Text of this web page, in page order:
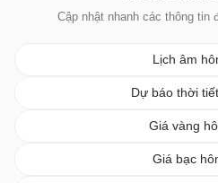
Cập nhật nhanh các thông tin
Lịch âm
Dự báo thời
Giá vàng
Giá bạc